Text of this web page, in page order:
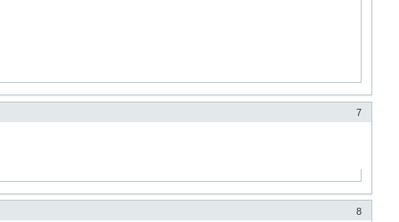
7
8